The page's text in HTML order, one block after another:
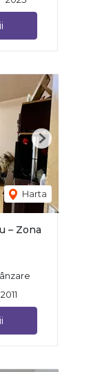
Harta
Next
– Zona
2011